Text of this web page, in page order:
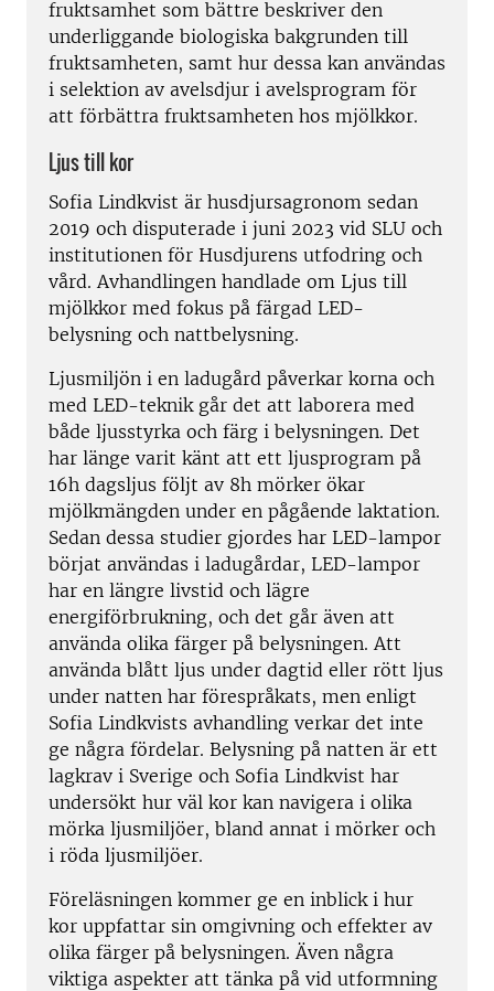
fruktsamhet som bättre beskriver den
underliggande biologiska bakgrunden till
fruktsamheten, samt hur dessa kan användas
i selektion av avelsdjur i avelsprogram för
att förbättra fruktsamheten hos mjölkkor.
Ljus till kor
Sofia Lindkvist är husdjursagronom sedan
2019 och disputerade i juni 2023 vid SLU och
institutionen för Husdjurens utfodring och
vård. Avhandlingen handlade om Ljus till
mjölkkor med fokus på färgad LED-
belysning och nattbelysning.
Ljusmiljön i en ladugård påverkar korna och
med LED-teknik går det att laborera med
både ljusstyrka och färg i belysningen. Det
har länge varit känt att ett ljusprogram på
16h dagsljus följt av 8h mörker ökar
mjölkmängden under en pågående laktation.
Sedan dessa studier gjordes har LED-lampor
börjat användas i ladugårdar, LED-lampor
har en längre livstid och lägre
energiförbrukning, och det går även att
använda olika färger på belysningen. Att
använda blått ljus under dagtid eller rött ljus
under natten har förespråkats, men enligt
Sofia Lindkvists avhandling verkar det inte
ge några fördelar. Belysning på natten är ett
lagkrav i Sverige och Sofia Lindkvist har
undersökt hur väl kor kan navigera i olika
mörka ljusmiljöer, bland annat i mörker och
i röda ljusmiljöer.
Föreläsningen kommer ge en inblick i hur
kor uppfattar sin omgivning och effekter av
olika färger på belysningen. Även några
viktiga aspekter att tänka på vid utformning